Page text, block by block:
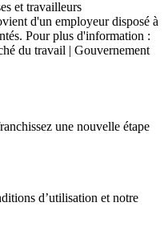
et travailleurs
d'un employeur disposé à
Pour plus d'information :
du travail | Gouvernement
une nouvelle étape
d’utilisation et notre